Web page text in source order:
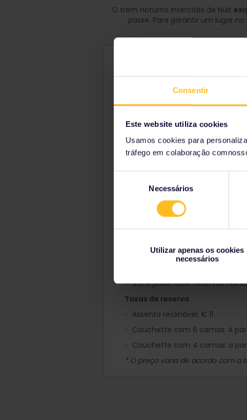
Consentir
Este website utiliza cookies
Usamos cookies para
tráfego em colaboração
consentimento
Necessários
Utilizar apenas os cookies
necessários
O trem noturno Intercités de Nuit
passe. Para garantir um lugar
Você pode reservar seu assento
Custos administrativos ao
€ 2 - por pessoa por trem
Adicional de € 9 por pedido
B-europe: todos os Intercités de
Outras plataformas
Ligando para a central de
+33 1 84 94 3635
Você pode fazer reservas
Taxas de reserva
Assento reclinável: € 11
Couchette com 6 camas: A
Couchette com 4 camas: a
* O preço varia de acordo com a